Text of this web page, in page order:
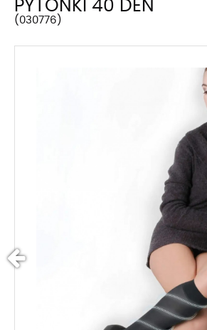
PYTONKI 40 DEN
030776